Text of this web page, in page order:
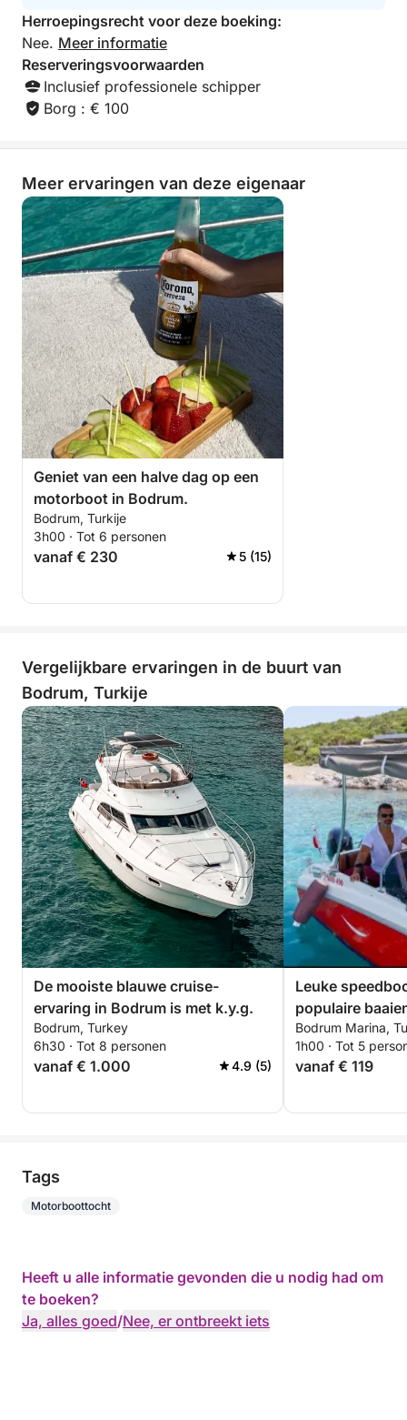
Herroepingsrecht voor deze boeking:
Nee. Meer informatie
Reserveringsvoorwaarden
Inclusief professionele schipper
Borg : € 100
Meer ervaringen van deze eigenaar
Geniet van een halve dag op een
motorboot in Bodrum.
Bodrum, Turkije
3h00 · Tot 6 personen
vanaf € 230 5 (15)
Vergelijkbare ervaringen in de buurt van
Bodrum, Turkije
De mooiste blauwe cruise-
ervaring in Bodrum is met k.y.g.
Bodrum, Turkey
6h30 · Tot 8 personen
vanaf € 1.000 4.9 (5)
Leuke
populaire
Bodrum Marina,
1h00 · Tot 5
vanaf € 119
Tags
Motorboottocht
Heeft u alle informatie gevonden die u nodig had om
te boeken?
Ja, alles goed/Nee, er ontbreekt iets